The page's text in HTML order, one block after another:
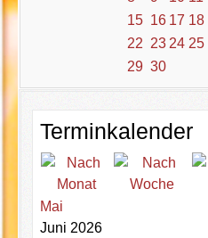
15 16 17 18
22 23 24 25
29 30
Terminkalender
Mai
Juni 2026